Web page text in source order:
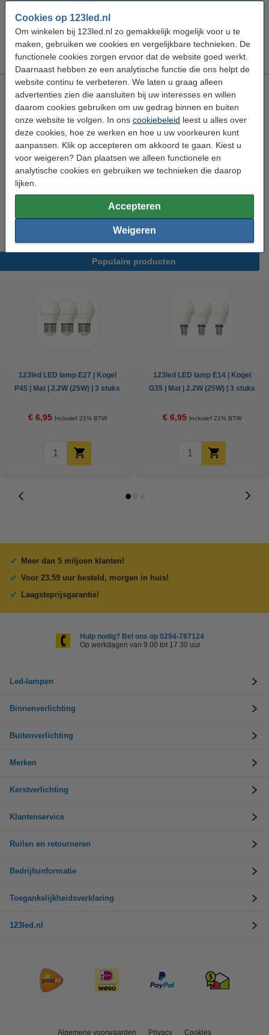
Cookies op 123led.nl
Om winkelen bij 123led.nl zo gemakkelijk mogelijk voor u te
maken, gebruiken we cookies en vergelijkbare technieken. De
functionele cookies zorgen ervoor dat de website goed werkt.
Daarnaast hebben ze een analytische functie die ons helpt de
website continu te verbeteren. We laten u graag alleen
advertenties zien die aansluiten bij uw interesses en willen
daarom cookies gebruiken om uw gedrag binnen en buiten
onze website te volgen. In ons cookiebeleid leest u alles over
deze cookies, hoe ze werken en hoe u uw voorkeuren kunt
aanpassen. Klik op accepteren om akkoord te gaan. Kiest u
voor weigeren? Dan plaatsen we alleen functionele en
analytische cookies en gebruiken we technieken die daarop
lijken.
Accepteren
Weigeren
€ 15,99 Ledvance adviesprijs
€ 11,50 Bestellen
Osram Slimme E14 led lamp | Kaars B40 | Mat | 2700-6500K |
Zigbee | 4.9W (40W)
Osram 96 lm/W
Instelbaar wit
2700-6500 K
Bekijk de specificaties en beschrijving
Direct leverbaar
Nu bestellen is maandag in huis
€ 12,95
10% korting:
€ 11,66
Populaire producten
123led LED lamp E27 | Kogel
P45 | Mat | 2.2W (25W) | 3 stuks
€ 6,95 Inclusief 21% BTW
123led LED lamp E14 | Kogel
G35 | Mat | 2.2W (25W) | 3 stuks
€ 6,95 Inclusief 21% BTW
Meer dan 5 miljoen klanten!
Voor 23.59 uur besteld, morgen in huis!
Laagsteprijsgarantie!
Hulp nodig? Bel ons op 0294-787124
Op werkdagen van 9.00 tot 17.30 uur
Led-lampen
Binnenverlichting
Buitenverlichting
Merken
Kerstverlichting
Klantenservice
Ruilen en retourneren
Bedrijfsinformatie
Toegankelijkheidsverklaring
123led.nl
Algemene voorwaarden Privacy Cookies